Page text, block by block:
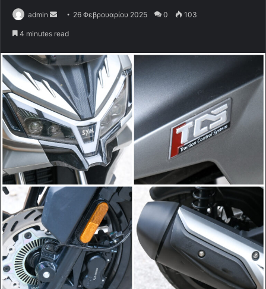
admin
d
a
n
m
a
i
l
26 Φεβρουαρίου 2025 0 103
4 minutes read